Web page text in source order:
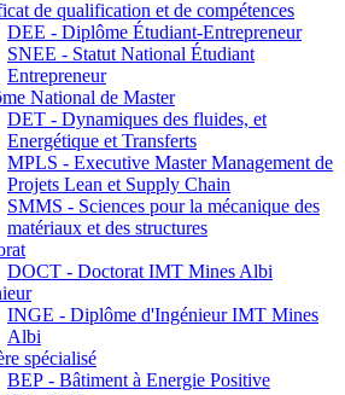
de qualification et de compétences
DEE - Diplôme Étudiant-Entrepreneur
SNEE - Statut National Étudiant
Entrepreneur
National de Master
DET - Dynamiques des fluides, et
Energétique et Transferts
MPLS - Executive Master Management de
Projets Lean et Supply Chain
SMMS - Sciences pour la mécanique des
matériaux et des structures
DOCT - Doctorat IMT Mines Albi
INGE - Diplôme d'Ingénieur IMT Mines
Albi
spécialisé
BEP - Bâtiment à Energie Positive